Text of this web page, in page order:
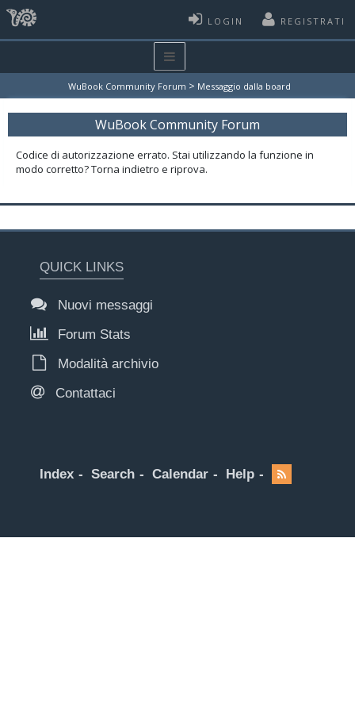
LOGIN REGISTRATI
WuBook Community Forum > Messaggio dalla board
WuBook Community Forum
Codice di autorizzazione errato. Stai utilizzando la funzione in
modo corretto? Torna indietro e riprova.
QUICK LINKS
Nuovi messaggi
Forum Stats
Modalità archivio
Contattaci
Index Search Calendar Help